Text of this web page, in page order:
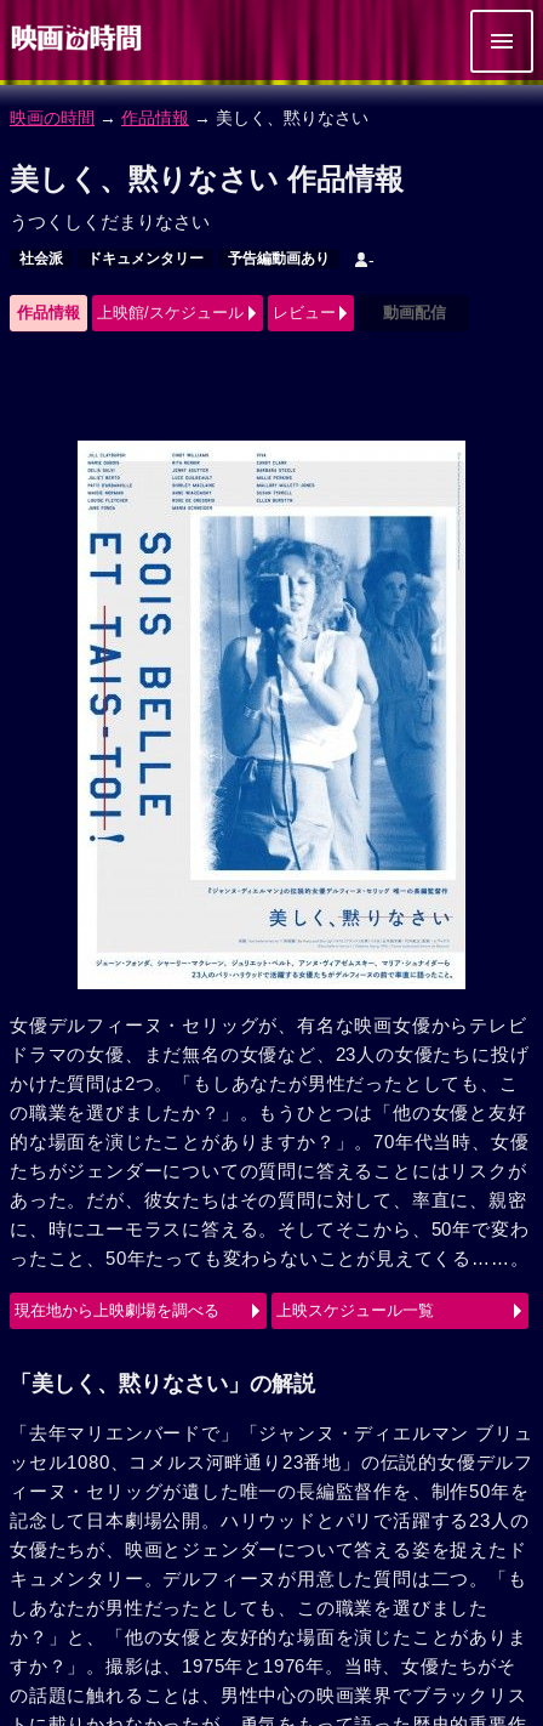
映画の時間 → 作品情報 → 美しく、黙りなさい
美しく、黙りなさい 作品情報
うつくしくだまりなさい
社会派 ドキュメンタリー 予告編動画あり -
作品情報 上映館/スケジュール レビュー 動画配信
女優デルフィーヌ・セリッグが、有名な映画女優からテレビ
ドラマの女優、まだ無名の女優など、23人の女優たちに投げ
かけた質問は2つ。「もしあなたが男性だったとしても、こ
の職業を選びましたか？」。もうひとつは「他の女優と友好
的な場面を演じたことがありますか？」。70年代当時、女優
たちがジェンダーについての質問に答えることにはリスクが
あった。だが、彼女たちはその質問に対して、率直に、親密
に、時にユーモラスに答える。そしてそこから、50年で変わ
ったこと、50年たっても変わらないことが見えてくる……。
現在地から上映劇場を調べる 上映スケジュール一覧
「美しく、黙りなさい」の解説
「去年マリエンバードで」「ジャンヌ・ディエルマン ブリュ
ッセル1080、コメルス河畔通り23番地」の伝説的女優デルフ
ィーヌ・セリッグが遺した唯一の長編監督作を、制作50年を
記念して日本劇場公開。ハリウッドとパリで活躍する23人の
女優たちが、映画とジェンダーについて答える姿を捉えたド
キュメンタリー。デルフィーヌが用意した質問は二つ。「も
しあなたが男性だったとしても、この職業を選びました
か？」と、「他の女優と友好的な場面を演じたことがありま
すか？」。撮影は、1975年と1976年。当時、女優たちがそ
の話題に触れることは、男性中心の映画業界でブラックリス